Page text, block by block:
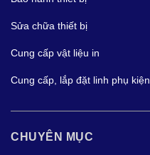
Sửa chữa thiết bị
Cung cấp vật liệu in
Cung cấp, lắp đặt linh phụ kiện
CHUYÊN MỤC